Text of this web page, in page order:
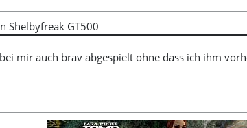
Shelbyfreak GT500
mir auch brav abgespielt ohne dass ich ihm